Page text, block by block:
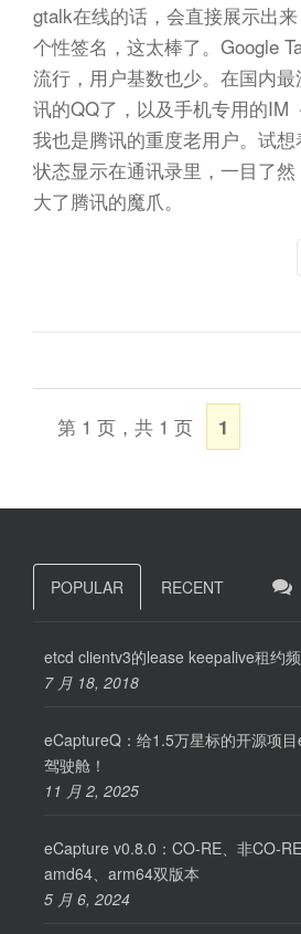
gtalk在线的话，会直接展示出
个性签名，这太棒了。Google
流行，用户基数也少。在国内
讯的QQ了，以及手机专用的IM
我也是腾讯的重度老用户。试
状态显示在通讯录里，一目了
大了腾讯的魔爪。
第 1 页，共 1 页 1
POPULAR RECENT
etcd clientv3的lease keepalive租约
7 月 18, 2018
eCaptureQ：给1.5万星标的开源项
驾驶舱！
11 月 2, 2025
eCapture v0.8.0：CO-RE、非CO-
amd64、arm64双版本
5 月 6, 2024